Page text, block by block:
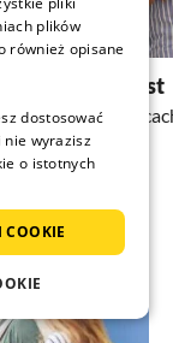
Zwiedzanie miast
Chemnitz i
plików
również opisane
dostosować
nie wyrazisz
o istotnych
COOKIE